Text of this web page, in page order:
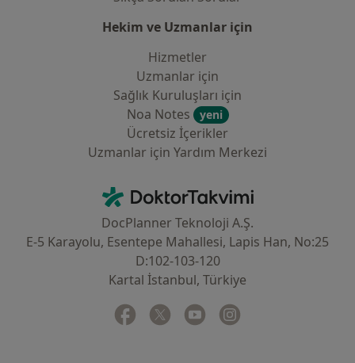
Hekim ve Uzmanlar için
Hizmetler
Uzmanlar için
Sağlık Kuruluşları için
Noa Notes
yeni
Ücretsiz İçerikler
Uzmanlar için Yardım Merkezi
DoktorTakvimi - Ana Sayfa
DocPlanner Teknoloji A.Ş.
E-5 Karayolu, Esentepe Mahallesi, Lapis Han, No:25
D:102-103-120
Kartal İstanbul, Türkiye
Facebook
yeni bir sekmede açılır
Twitter
yeni bir sekmede açılır
Youtube
yeni bir sekmede açılır